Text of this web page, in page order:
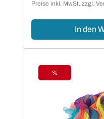
Preise inkl. MwSt. zzgl.
In den
Rabatt
%